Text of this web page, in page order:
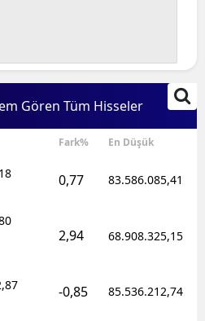
Gören Tüm Hisseler
Fark% En Düşük
0,77 83.586.085,41
2,94 68.908.325,15
-0,85 85.536.212,74